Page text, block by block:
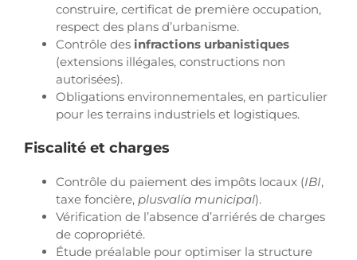
construire, certificat de première occupation,
respect des plans d’urbanisme.
Contrôle des infractions urbanistiques
(extensions illégales, constructions non
autorisées).
Obligations environnementales, en particulier
pour les terrains industriels et logistiques.
Fiscalité et charges
Contrôle du paiement des impôts locaux (IBI,
taxe foncière, plusvalía municipal).
Vérification de l’absence d’arriérés de charges
de copropriété.
Étude préalable pour optimiser la structure